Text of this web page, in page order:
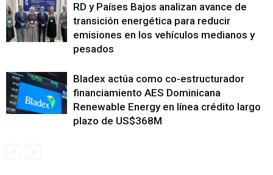
RD y Países Bajos analizan avance de
transición energética para reducir
emisiones en los vehículos medianos y
pesados
Bladex actúa como co-estructurador
financiamiento AES Dominicana
Renewable Energy en línea crédito largo
plazo de US$368M